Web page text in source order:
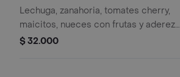
Lechuga, zanahoria, tomates cherry,
maicitos, nueces con frutas y aderezo
sésamo. Elige tu proteína entre
$ 32.000